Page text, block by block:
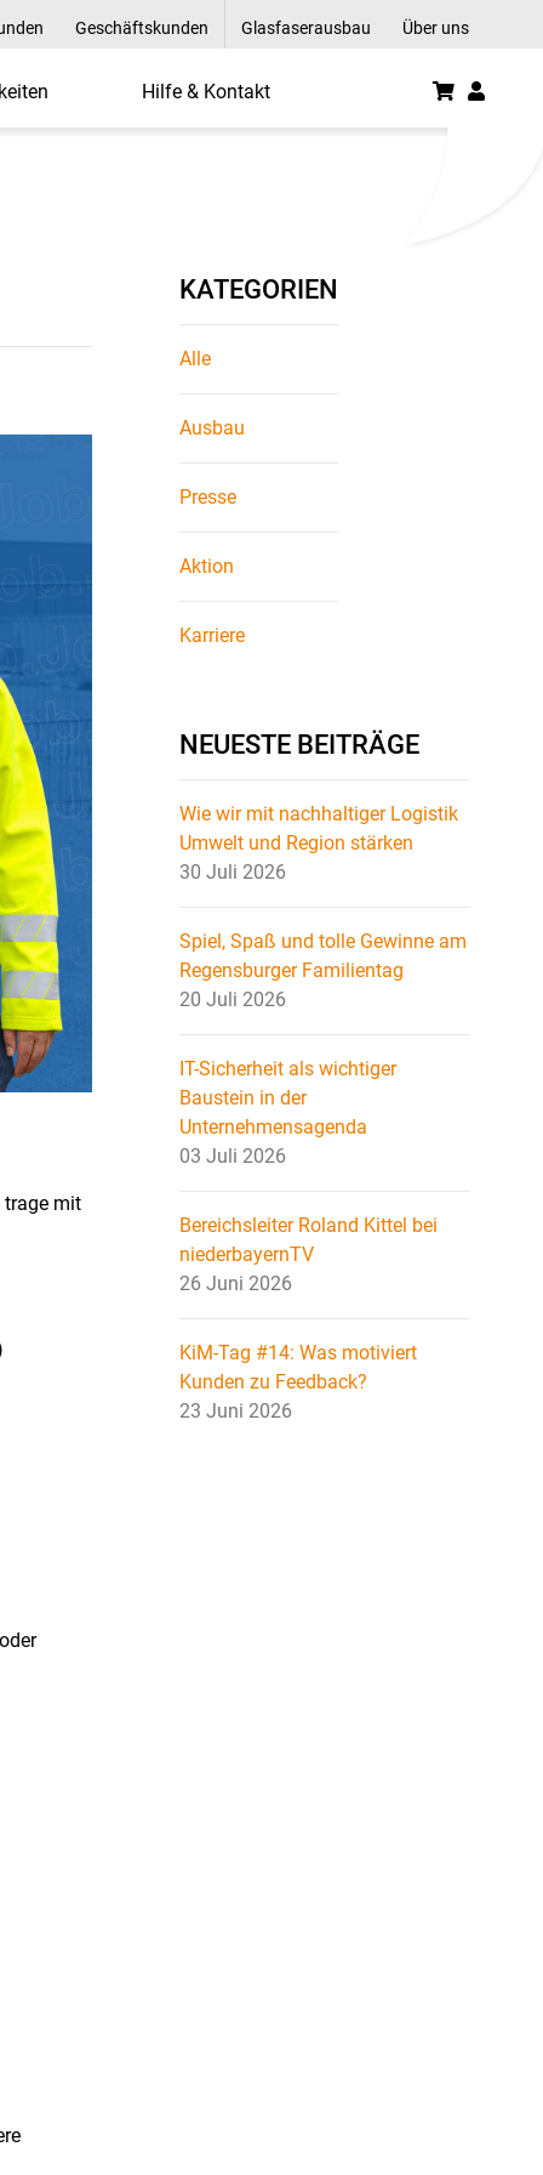
Geschäftskunden Glasfaserausbau Über uns
Hilfe & Kontakt
trage mit
KATEGORIEN
Alle
Ausbau
Presse
Aktion
Karriere
NEUESTE BEITRÄGE
Wie wir mit nachhaltiger Logistik
Umwelt und Region stärken
30 Juli 2026
Spiel, Spaß und tolle Gewinne am
Regensburger Familientag
20 Juli 2026
IT-Sicherheit als wichtiger
Baustein in der
Unternehmensagenda
03 Juli 2026
Bereichsleiter Roland Kittel bei
niederbayernTV
26 Juni 2026
KiM-Tag #14: Was motiviert
Kunden zu Feedback?
23 Juni 2026